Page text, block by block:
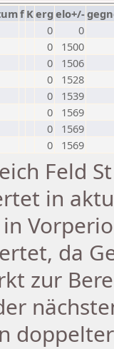
f Kerg elo+/-
0
0
0
1500
0
1506
0
1528
0
1539
0
1569
0
1569
0 1569
Feld
in
da
zur